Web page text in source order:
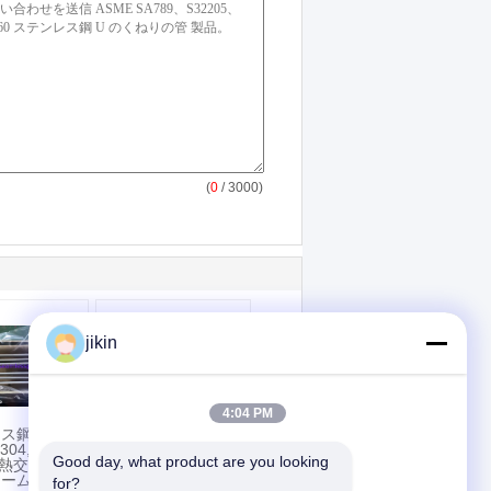
(0 / 3000)
鋼ASTM
交換器の
ムレスU
レスカーボン鋼U 曲
jikin
4:04 PM
Good day, what product are you looking
for?